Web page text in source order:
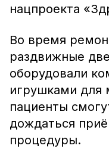
нацпроекта
Во время
раздвижные
оборудовали
игрушками
пациенты
дождаться
процедуры.